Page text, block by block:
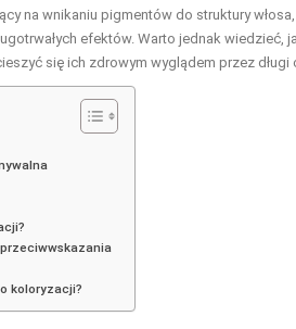
na wnikaniu pigmentów do struktury
efektów. Warto jednak wiedzieć,
się ich zdrowym wyglądem przez długi
koloryzacji?